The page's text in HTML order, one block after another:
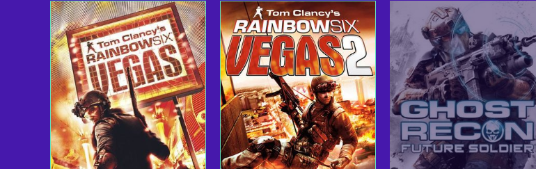
Aggiungi al carrello
Visualizza offerte
Aggiungi al carrello
Visualizza offerte
Aggiungi al carrello
Visualizza offerte